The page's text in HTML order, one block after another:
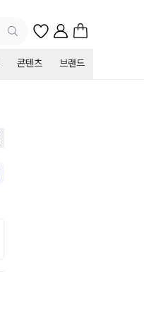
콘텐츠 브랜드